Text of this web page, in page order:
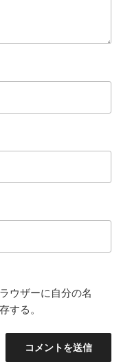
ウザーに自分の名
する。